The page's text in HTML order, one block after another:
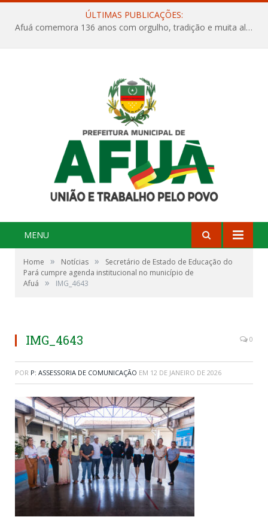
ÚLTIMAS PUBLICAÇÕES:
Afuá comemora 136 anos com orgulho, tradição e muita alegria na Quadra Dr. Nelson Salomão
MENU
Home » Notícias »
Secretário de Estado de Educação do
Pará cumpre agenda institucional no município de
Afuá
» IMG_4643
IMG_4643 0
POR P: ASSESSORIA DE COMUNICAÇÃO EM 12 DE JANEIRO DE 2026